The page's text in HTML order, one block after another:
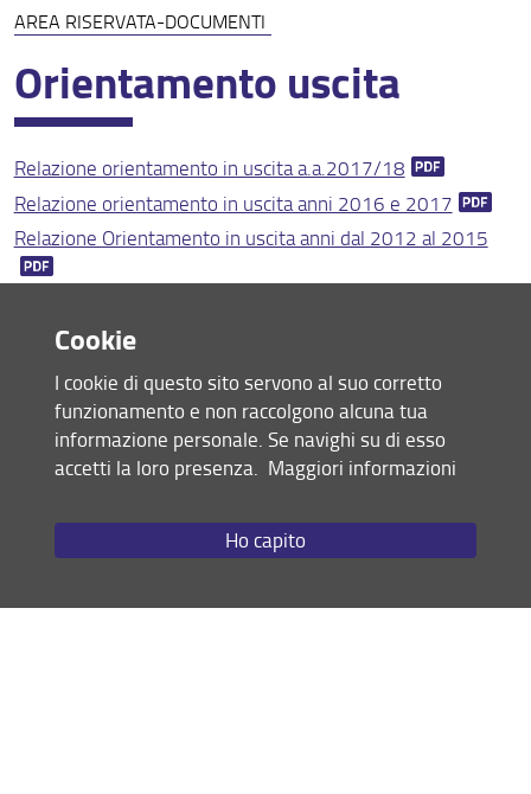
AREA RISERVATA-DOCUMENTI
Orientamento uscita
Relazione orientamento in uscita a.a.2017/18
Relazione orientamento in uscita anni 2016 e 2017
Relazione Orientamento in uscita anni dal 2012 al 2015
Presentazione
Organizzazione
Regolamenti
Per iscriversi
Per laurearsi
Bandi, Borse e Premi
Scuola Green
Dipartimento Scienze Giuridiche
Polo Universitario Penitenziario
Area riservata-documenti
Diritto e fantasia
ultimo aggiornamento
21.12.2018
Mappa del sito
Cookie
I cookie di questo sito servono al suo corretto
funzionamento e non raccolgono alcuna tua
informazione personale. Se navighi su di esso
accetti la loro presenza. Maggiori informazioni
Ho capito